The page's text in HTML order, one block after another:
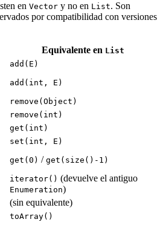
en Vector y no en List. Son
por compatibilidad con versiones
Equivalente en List
add(E)
add(int, E)
remove(Object)
remove(int)
get(int)
set(int, E)
get(0) / get(size()-1)
iterator() (devuelve el antiguo
Enumeration)
(sin equivalente)
toArray()